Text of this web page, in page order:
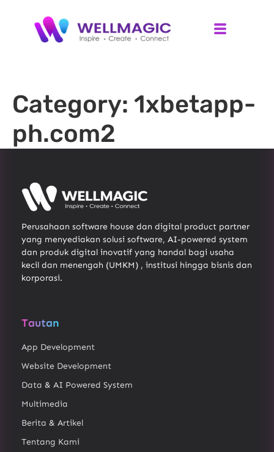
Category: 1xbetapp-
ph.com2
Perusahaan software house dan digital product partner
yang menyediakan solusi software, AI-powered system
dan produk digital inovatif yang handal bagi usaha
kecil dan menengah (UMKM) , institusi hingga bisnis dan
korporasi.
Tautan
App Development
Website Development
Data & AI Powered System
Multimedia
Berita & Artikel
Tentang Kami